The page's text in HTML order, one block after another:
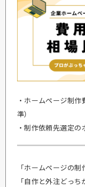
・ホームページ制
準）
・制作依頼先選定の
「ホームページの
「自作と外注どっ